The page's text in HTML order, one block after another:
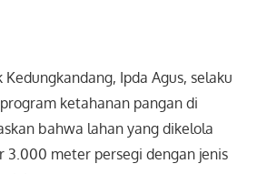
Kedungkandang, Ipda Agus, selaku
ketahanan pangan di
bahwa lahan yang dikelola
3.000 meter persegi dengan jenis